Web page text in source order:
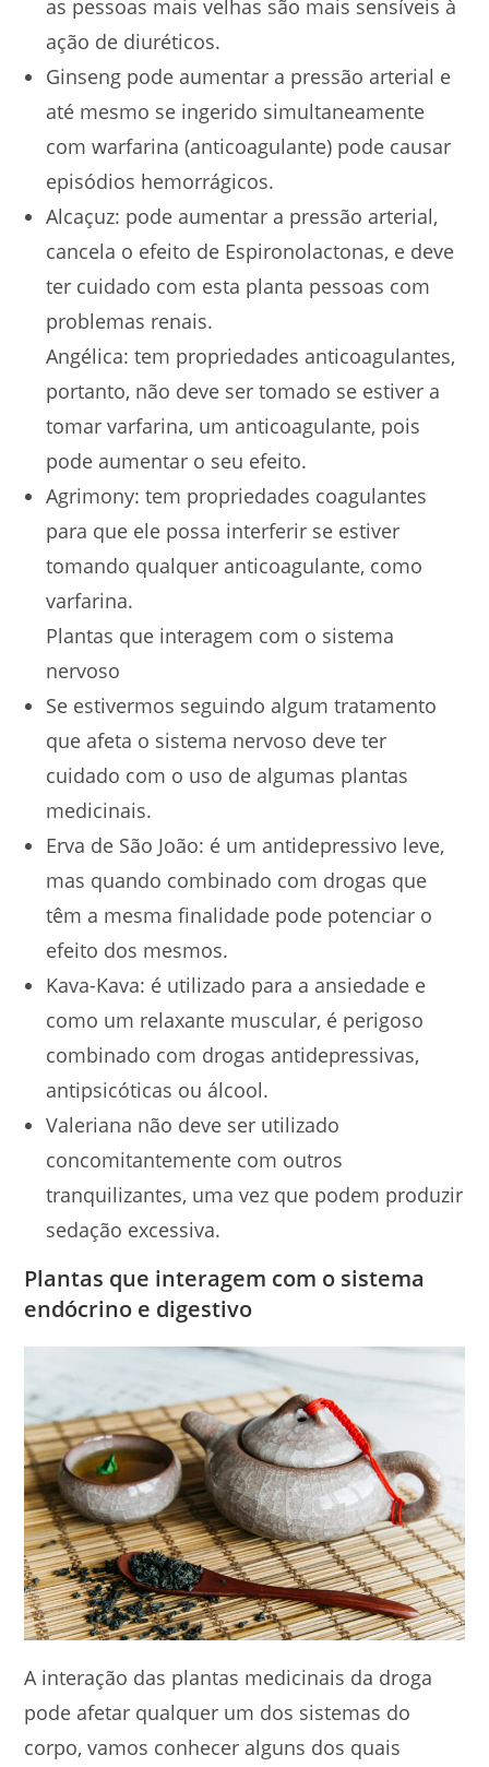
as pessoas mais velhas são mais sensíveis à
ação de diuréticos.
Ginseng pode aumentar a pressão arterial e
até mesmo se ingerido simultaneamente
com warfarina (anticoagulante) pode causar
episódios hemorrágicos.
Alcaçuz: pode aumentar a pressão arterial,
cancela o efeito de Espironolactonas, e deve
ter cuidado com esta planta pessoas com
problemas renais.
Angélica: tem propriedades anticoagulantes,
portanto, não deve ser tomado se estiver a
tomar varfarina, um anticoagulante, pois
pode aumentar o seu efeito.
Agrimony: tem propriedades coagulantes
para que ele possa interferir se estiver
tomando qualquer anticoagulante, como
varfarina.
Plantas que interagem com o sistema
nervoso
Se estivermos seguindo algum tratamento
que afeta o sistema nervoso deve ter
cuidado com o uso de algumas plantas
medicinais.
Erva de São João: é um antidepressivo leve,
mas quando combinado com drogas que
têm a mesma finalidade pode potenciar o
efeito dos mesmos.
Kava-Kava: é utilizado para a ansiedade e
como um relaxante muscular, é perigoso
combinado com drogas antidepressivas,
antipsicóticas ou álcool.
Valeriana não deve ser utilizado
concomitantemente com outros
tranquilizantes, uma vez que podem produzir
sedação excessiva.
Plantas que interagem com o sistema
endócrino e digestivo
A interação das plantas medicinais da droga
pode afetar qualquer um dos sistemas do
corpo, vamos conhecer alguns dos quais